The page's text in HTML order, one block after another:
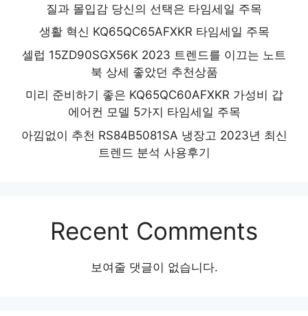
질과 몰입감 당신의 선택은 타임세일 주목
생활 혁신 KQ65QC65AFXKR 타임세일 주목
셀럽 15ZD90SGX56K 2023 트렌드를 이끄는 노트
북 상세 좋았던 추천상품
미리 준비하기 좋은 KQ65QC60AFXKR 가성비 갑
에어컨 모델 5가지 타임세일 주목
아낌없이 추천 RS84B5081SA 냉장고 2023년 최신
트렌드 분석 사용후기
Recent Comments
보여줄 댓글이 없습니다.